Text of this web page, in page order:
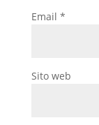
Email *
Sito web